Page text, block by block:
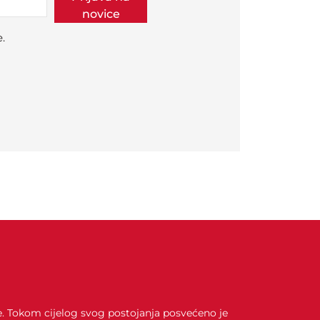
novice
Tokom cijelog svog postojanja posvećeno je